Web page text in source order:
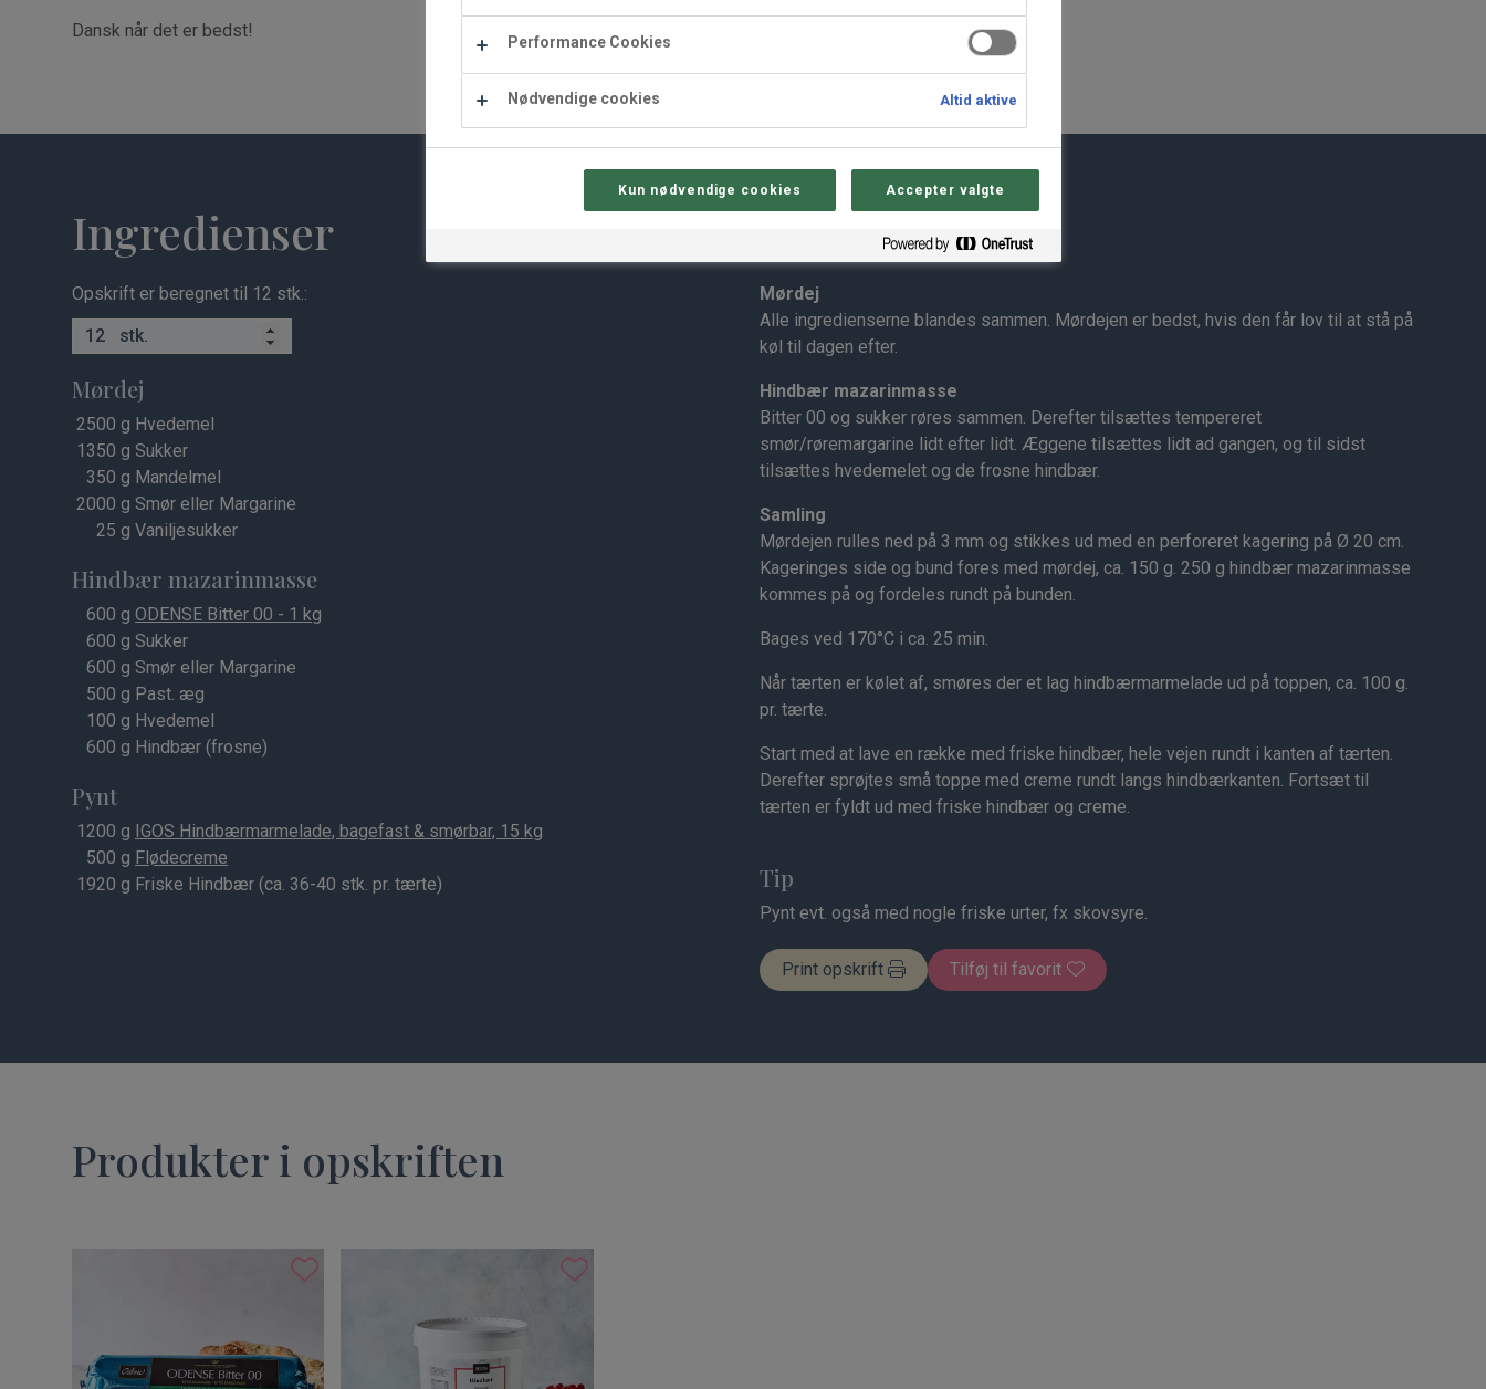
Dansk når det er bedst!
Ingredienser
Opskrift er beregnet til 12 stk.:
stk.
Mørdej
2500 g Hvedemel
1350 g Sukker
350 g Mandelmel
2000 g Smør eller Margarine
25 g Vaniljesukker
Hindbær mazarinmasse
600 g ODENSE Bitter 00 - 1 kg
600 g Sukker
600 g Smør eller Margarine
500 g Past. æg
100 g Hvedemel
600 g Hindbær (frosne)
Pynt
1200 g IGOS Hindbærmarmelade, bagefast & smørbar, 15 kg
500 g Flødecreme
1920 g Friske Hindbær (ca. 36-40 stk. pr. tærte)
Sådan gør du
Mørdej
Alle ingredienserne blandes sammen. Mørdejen er bedst, hvis den får lov til at stå på
køl til dagen efter.
Hindbær mazarinmasse
Bitter 00 og sukker røres sammen. Derefter tilsættes tempereret
smør/røremargarine lidt efter lidt. Æggene tilsættes lidt ad gangen, og til sidst
tilsættes hvedemelet og de frosne hindbær.
Samling
Mørdejen rulles ned på 3 mm og stikkes ud med en perforeret kagering på Ø 20 cm.
Kageringes side og bund fores med mørdej, ca. 150 g. 250 g hindbær mazarinmasse
kommes på og fordeles rundt på bunden.
Bages ved 170°C i ca. 25 min.
Når tærten er kølet af, smøres der et lag hindbærmarmelade ud på toppen, ca. 100 g.
pr. tærte.
Start med at lave en række med friske hindbær, hele vejen rundt i kanten af tærten.
Derefter sprøjtes små toppe med creme rundt langs hindbærkanten. Fortsæt til
tærten er fyldt ud med friske hindbær og creme.
Tip
Pynt evt. også med nogle friske urter, fx skovsyre.
Print opskrift Tilføj til favorit
Produkter i opskriften
Performance Cookies
Nødvendige cookies Altid aktive
Kun nødvendige cookies Accepter valgte